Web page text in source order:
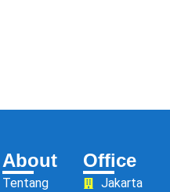
About
Tentang
Office
Jakarta